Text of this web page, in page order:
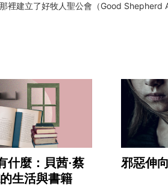
裡建立了好牧人聖公會（Good Shepherd
什麼：貝茜·蔡
生活與書籍
邪惡伸